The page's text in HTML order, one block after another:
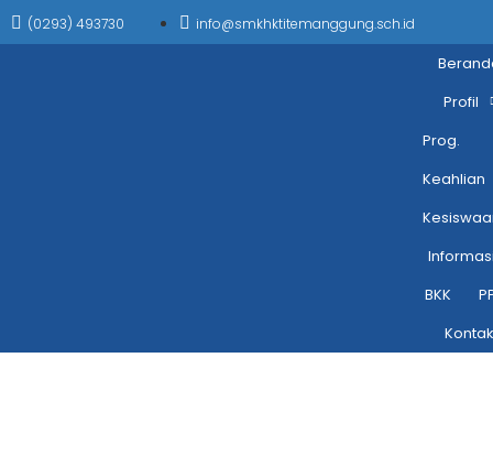
(0293) 493730 info@smkhktitemanggung.sch.id
Profil
Prog.
Keahlian
BKK